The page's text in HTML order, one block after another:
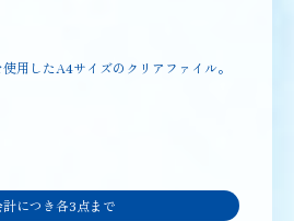
用したA4サイズのクリアファイル。
計につき各3点まで